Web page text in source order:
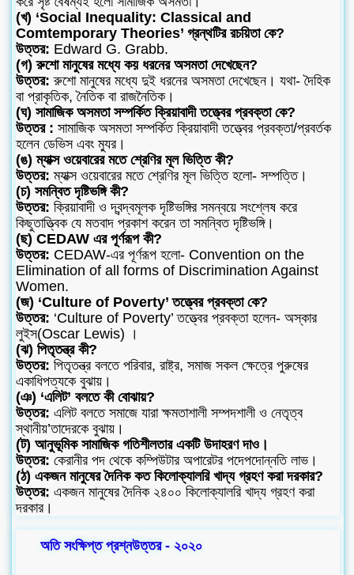
(খ) ‘Social Inequality: Classical and
Comtemporary Theories’ গ্রন্থটির রচয়িতা কে?
উত্তর: Edward G. Grabb.
(গ) রুশো মানুষের মধ্যে কয় ধরনের অসমতা দেখেছেন?
উত্তর: রুশো মানুষের মধ্যে দুই ধরনের অসমতা দেখেছেন। যথা- দৈহিক
বা প্রাকৃতিক, নৈতিক বা রাজনৈতিক।
(ঘ) সামাজিক অসমতা সম্পর্কিত ক্রিয়াবাদী তত্ত্বের প্রবক্তা কে?
উত্তর : সামাজিক অসমতা সম্পর্কিত ক্রিয়াবাদী তত্ত্বের প্রবক্তা/প্রবর্তক
হলেন ডেভিস এবং ম্যুর।
(ঙ) ম্যাক্স ওয়েবারের মতে শ্রেণির মূল ভিত্তি কী?
উত্তর: ম্যাক্স ওয়েবারের মতে শ্রেণির মূল ভিত্তি হলো- সম্পত্তি।
(চ) সমন্বিত দৃষ্টিভঙ্গি কী?
উত্তর: ক্রিয়াবাদী ও দ্বন্দ্বমূলক দৃষ্টিভঙ্গির সমন্বয়ে সংশ্লেষ করে
কিছুতাত্ত্বিক যে মতবাদ প্রকাশ করেন তা সমন্বিত দৃষ্টিভঙ্গি।
(ছ) CEDAW এর পূর্ণরূপ কী?
উত্তর: CEDAW-এর পূর্ণরূপ হলো- Convention on the
Elimination of all forms of Discrimination Against
Women.
(জ) ‘Culture of Poverty’ তত্ত্বের প্রবক্তা কে?
উত্তর: ‘Culture of Poverty’ তত্ত্বের প্রবক্তা হলেন- অস্কার
লুইস(Oscar Lewis) ।
(ঝ) পিতৃতন্ত্র কী?
উত্তর: পিতৃতন্ত্র বলতে পরিবার, রাষ্ট্র, সমাজ সকল ক্ষেত্রে পুরুষের
একাধিপত্যকে বুঝায়।
(ঞ) ‘এলিট’ বলতে কী বোঝায়?
উত্তর: এলিট বলতে সমাজে যারা ক্ষমতাশালী সম্পদশালী ও নেতৃত্ব
স্থানীয়’তাদেরকে বুঝায়।
(ট) আনুভূমিক সামাজিক গতিশীলতার একটি উদাহরণ দাও।
উত্তর: কেরানীর পদ থেকে কম্পিউটার অপারেটর পদেপদোন্নতি লাভ।
(ঠ) একজন মানুষের দৈনিক কত কিলোক্যালরি খাদ্য গ্রহণ করা দরকার?
উত্তর: একজন মানুষের দৈনিক ২৪০০ কিলোক্যালরি খাদ্য গ্রহণ করা
দরকার।
অতি সংক্ষিপ্ত প্রশ্নউত্তর - ২০২০